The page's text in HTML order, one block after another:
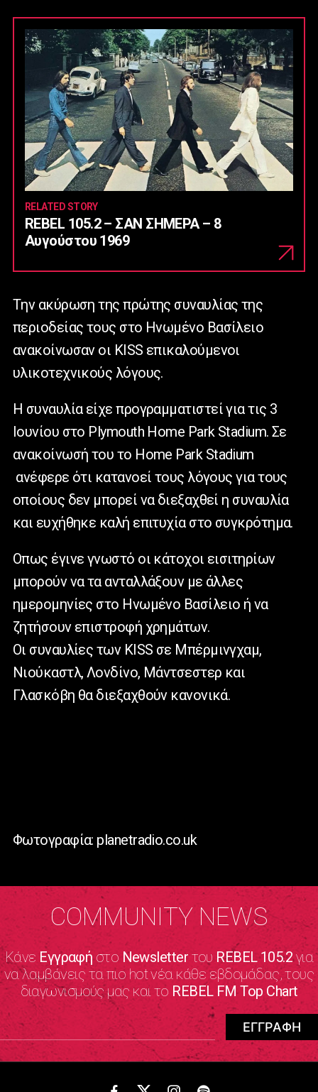
RELATED STORY
REBEL 105.2 – ΣΑΝ ΣΗΜΕΡΑ – 8
Αυγούστου 1969
Tην ακύρωση της πρώτης συναυλίας της
περιοδείας τους στο Ηνωμένο Βασίλειο
ανακοίνωσαν οι KISS επικαλούμενοι
υλικοτεχνικούς λόγους.
Η συναυλία είχε προγραμματιστεί για τις 3
Ιουνίου στο Plymouth Home Park Stadium. Σε
ανακοίνωσή του το Home Park Stadium
ανέφερε ότι κατανοεί τους λόγους για τους
οποίους δεν μπορεί να διεξαχθεί η συναυλία
και ευχήθηκε καλή επιτυχία στο συγκρότημα.
Οπως έγινε γνωστό οι κάτοχοι εισιτηρίων
μπορούν να τα ανταλλάξουν με άλλες
ημερομηνίες στο Ηνωμένο Βασίλειο ή να
ζητήσουν επιστροφή χρημάτων.
Οι συναυλίες των KISS σε Μπέρμινγχαμ,
Νιούκαστλ, Λονδίνο, Μάντσεστερ και
Γλασκόβη θα διεξαχθούν κανονικά.
Φωτογραφία: planetradio.co.uk
COMMUNITY NEWS
Κάνε Εγγραφήστο NewsletterτουREBEL 105.2για
να λαμβάνεις τα πιο hot νέα κάθε εβδομάδας, τους
διαγωνισμούς μας και το REBEL FM Top Chart